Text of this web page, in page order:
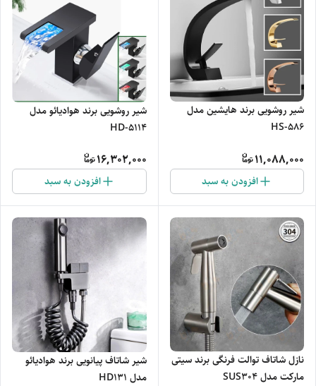
شیر روشویی برند هایشین مدل
HS-586
11,088,000
افزودن به سبد
شیر روشویی برند هوادیائو مدل
HD-5114
16,302,000
افزودن به سبد
نازل شاتاف توالت فرنگی برند سیتی
مارکت مدل SUS304
شیر شاتاف پیانویی برند هوادیائو
مدل HD131